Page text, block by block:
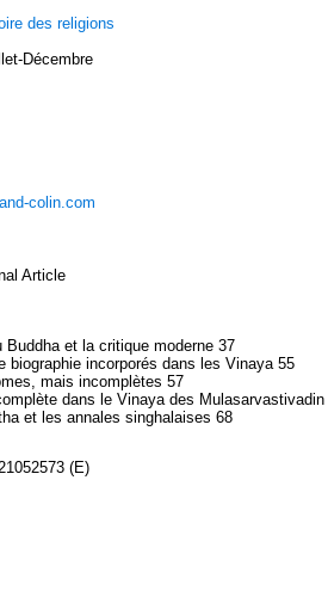
des religions
Décembre
colin.com
Article
Buddha et la critique moderne 37
biographie incorporés dans les Vinaya 55
mais incomplètes 57
dans le Vinaya des Mulasarvastivadin
et les annales singhalaises 68
(E)